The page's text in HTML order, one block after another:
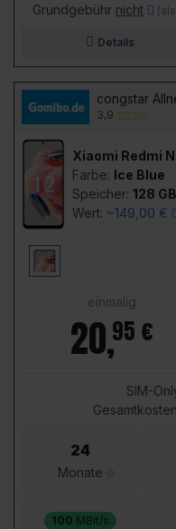
Grundgebühr nicht
Details
congstar
3,9
Xiaomi Redmi
Farbe: Ice Blue
Speicher: 128 GB
Wert: ~149,00 €
einmalig
20,95 €
SIM-
24
Monate
100 MBit/s